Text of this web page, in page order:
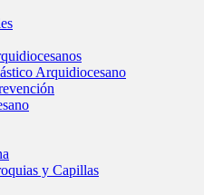
Arquidiocesano
y Capillas